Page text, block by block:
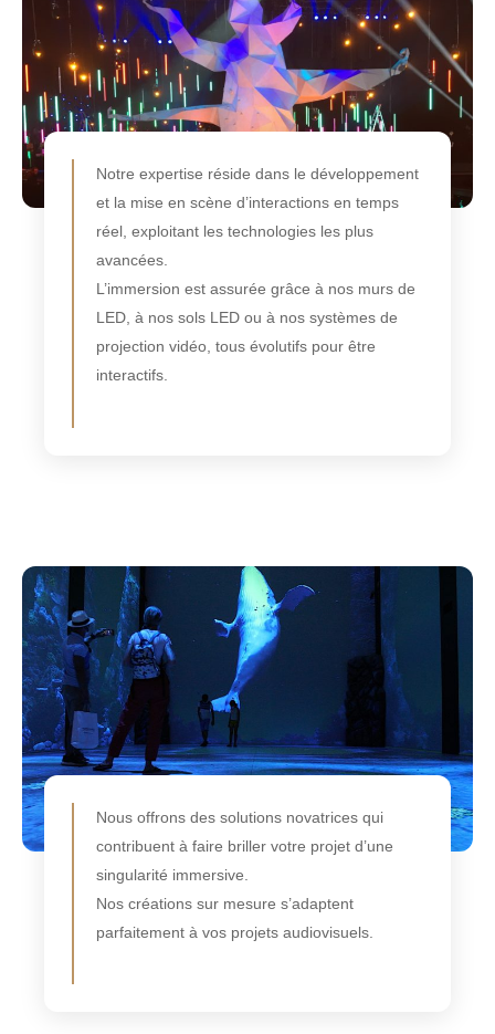
Notre expertise réside dans le développement
et la mise en scène d’interactions en temps
réel, exploitant les technologies les plus
avancées.
L’immersion est assurée grâce à nos murs de
LED, à nos sols LED ou à nos systèmes de
projection vidéo, tous évolutifs pour être
interactifs.
Nous offrons des solutions novatrices qui
contribuent à faire briller votre projet d’une
singularité immersive.
Nos créations sur mesure s’adaptent
parfaitement à vos projets audiovisuels.